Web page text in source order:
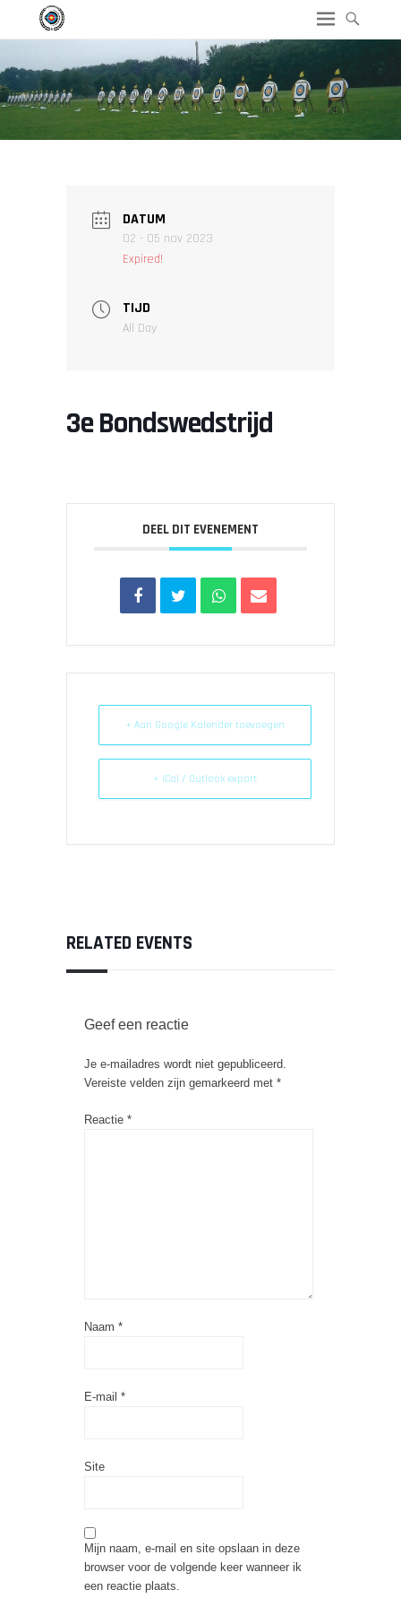
DATUM
02 - 05 nov 2023
Expired!
TIJD
All Day
3e Bondswedstrijd
DEEL DIT EVENEMENT
+ Aan Google Kalender toevoegen
+ iCal / Outlook export
RELATED EVENTS
Geef een reactie
Je e-mailadres wordt niet gepubliceerd.
Vereiste velden zijn gemarkeerd met *
Reactie *
Naam *
E-mail *
Site
Mijn naam, e-mail en site opslaan in deze
browser voor de volgende keer wanneer ik
een reactie plaats.